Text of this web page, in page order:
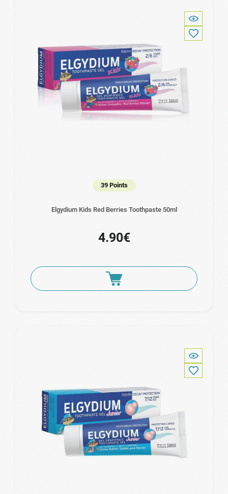
39 Points
Elgydium Kids Red Berries Toothpaste 50ml
4.90€